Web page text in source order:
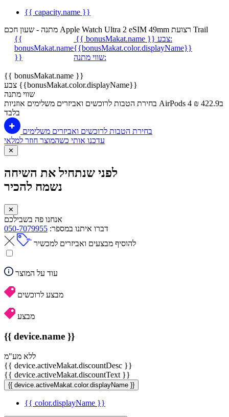
{{ capacity.name }}
מתנה - שעון חכם Apple Watch Ultra 2 eSIM 49mm רצועת Trail
{{
bonusMakat.name
}}
{{ bonusMakat.name }}
צבע:
{{bonusMakat.color.displayName}}
שווי מתנה:
{{ bonusMakat.name }}
צבע {{bonusMakat.color.displayName}}
שווי מתנה
בחירת הטבות לרוכשים ואביזרים משלימים אוזניות AirPods 4 ב422.9 ₪
בלבד
בחירת הטבות לרוכשים ואביזרים משלימים
עדכנו אותי כשהמוצר חוזר למלאי
✕
לפני שנתחיל את השיחה
נשמח להכיר
✕
אנחנו פה בשבילכם
דברו איתנו במספר: 050-7079955
להוסיף מבצעים ואביזרים למכשיר
עוד על המוצר
מבצע לרוכשים
מבצע
{{ device.name }}
ללא מע"מ
{{ device.activeMakat.discountDesc }}
{{ device.activeMakat.discountText }}
{{ device.activeMakat.color.displayName }}
{{ color.displayName }}